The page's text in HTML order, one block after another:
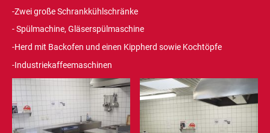
-Zwei große Schrankkühlschränke
- Spülmachine, Gläserspülmaschine
-Herd mit Backofen und einen Kippherd sowie Kochtöpfe
-Industriekaffeemaschinen